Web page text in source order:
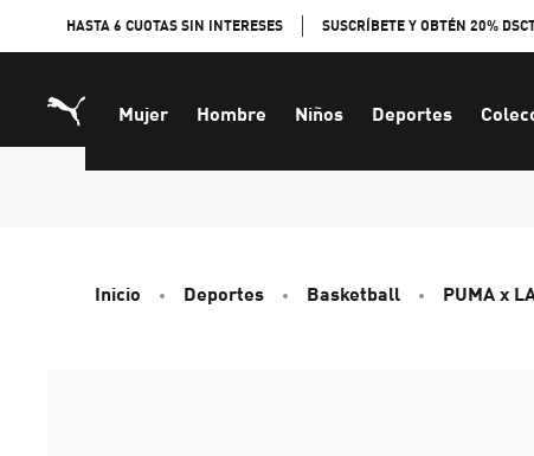
HASTA 6 CUOTAS SIN INTERESES SUSCRÍBETE Y OBTÉN 20%
Mujer Hombre Niños Deportes
Inicio Deportes Basketball PUMA x